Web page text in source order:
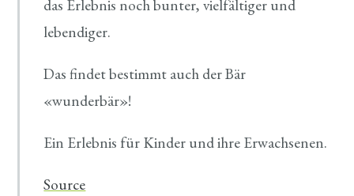
das Erlebnis noch bunter, vielfältiger und
lebendiger.
Das findet bestimmt auch der Bär
«wunderbär»!
Ein Erlebnis für Kinder und ihre Erwachsenen.
Source